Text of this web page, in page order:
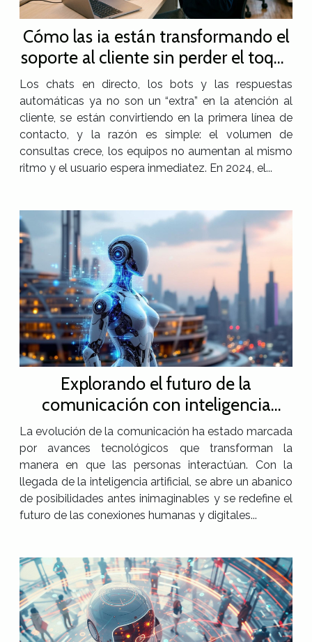
Cómo las ia están transformando el
soporte al cliente sin perder el toque
humano
Los chats en directo, los bots y las respuestas
automáticas ya no son un “extra” en la atención al
cliente, se están convirtiendo en la primera línea de
contacto, y la razón es simple: el volumen de
consultas crece, los equipos no aumentan al mismo
ritmo y el usuario espera inmediatez. En 2024, el...
Explorando el futuro de la
comunicación con inteligencia
artificial
La evolución de la comunicación ha estado marcada
por avances tecnológicos que transforman la
manera en que las personas interactúan. Con la
llegada de la inteligencia artificial, se abre un abanico
de posibilidades antes inimaginables y se redefine el
futuro de las conexiones humanas y digitales...